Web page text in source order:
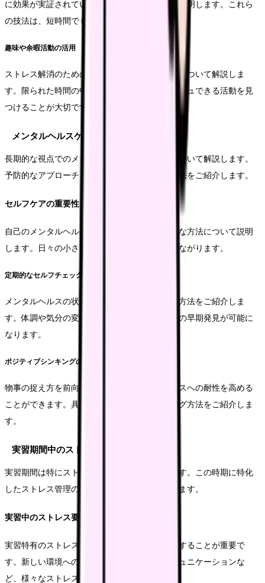
に効果が実証されているリラックス法について説明します。これら
の技法は、短時間でも効果が期待できます。
趣味や余暇活動の活用
ストレス解消のための趣味や余暇活動の重要性について解説しま
す。限られた時間の中でも、効果的にリフレッシュできる活動を見
つけることが大切です。
メンタルヘルスケアの実践
長期的な視点でのメンタルヘルスケアの方法について解説します。
予防的なアプローチと、問題が生じた際の対処法をご紹介します。
セルフケアの重要性
自己のメンタルヘルスを維持するための具体的な方法について説明
します。日々の小さな実践が、大きな効果につながります。
定期的なセルフチェック
メンタルヘルスの状態を定期的にチェックする方法をご紹介しま
す。体調や気分の変化を記録することで、問題の早期発見が可能に
なります。
ポジティブシンキングの実践
物事の捉え方を前向きに変えることで、ストレスへの耐性を高める
ことができます。具体的な思考法のトレーニング方法をご紹介しま
す。
実習期間中のストレス対策
実習期間は特にストレスが蓄積しやすい時期です。この時期に特化
したストレス管理の方法について詳しく解説します。
実習中のストレス要因の理解
実習特有のストレス要因を理解し、適切に対処することが重要で
す。新しい環境への適応や、患者さんとのコミュニケーションな
ど、様々なストレス要因について説明します。